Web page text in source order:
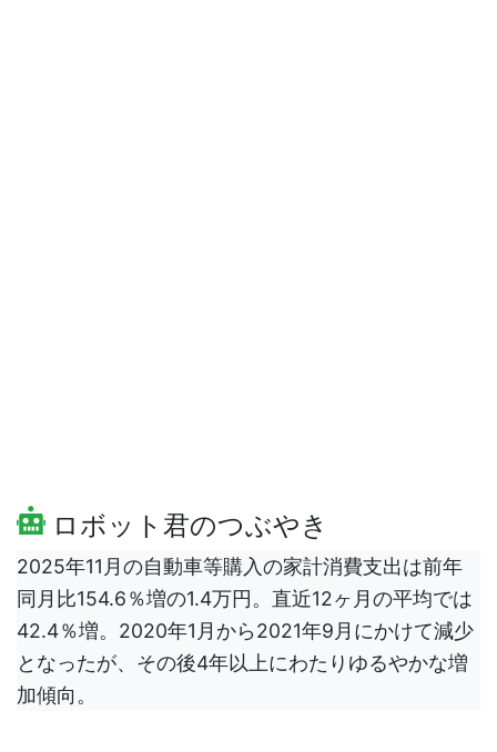
ロボット君のつぶやき
2025年11月の自動車等購入の家計消費支出は前年
同月比154.6％増の1.4万円。直近12ヶ月の平均では
42.4％増。2020年1月から2021年9月にかけて減少
となったが、その後4年以上にわたりゆるやかな増
加傾向。